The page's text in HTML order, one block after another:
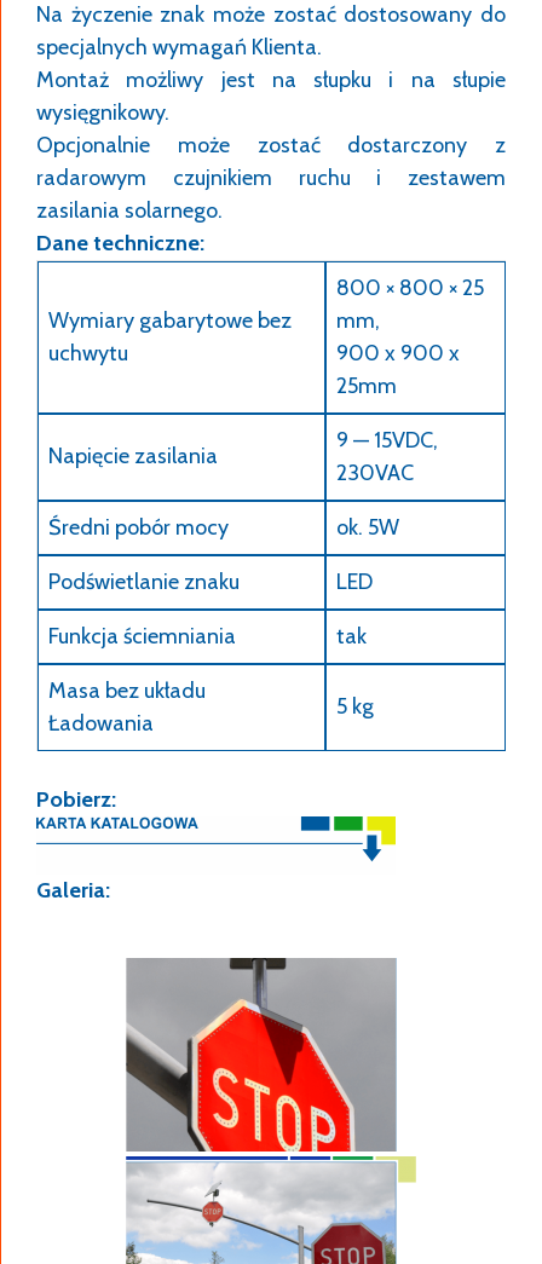
Na życzenie znak może zostać dostosowany do
specjalnych wymagań Klienta.
Montaż możliwy jest na słupku i na słupie
wysięgnikowy.
Opcjonalnie może zostać dostarczony z
radarowym czujnikiem ruchu i zestawem
zasilania solarnego.
Dane techniczne:
Wymiary gabarytowe bez
uchwytu
800 × 800 × 25
mm,
900 x 900 x
25mm
Napięcie zasilania
9 — 15VDC,
230VAC
Średni pobór mocy ok. 5W
Podświetlanie znaku LED
Funkcja ściemniania tak
Masa bez układu
Ładowania
5 kg
Pobierz:
Galeria: